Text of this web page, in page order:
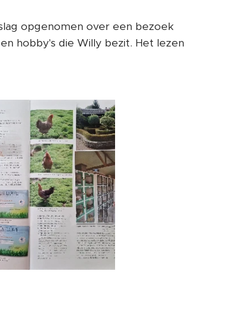
opgenomen over een bezoek
hobby's die Willy bezit. Het lezen